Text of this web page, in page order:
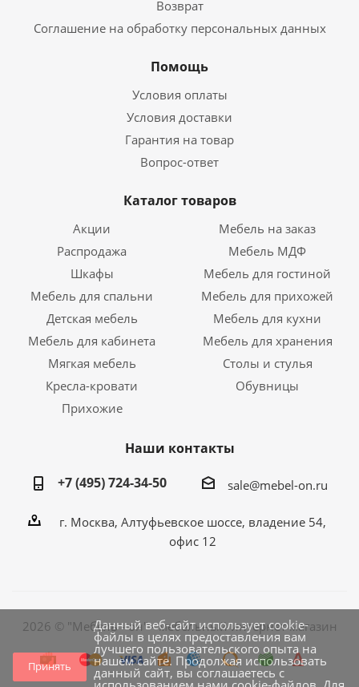
Возврат
Соглашение на обработку персональных данных
Помощь
Условия оплаты
Условия доставки
Гарантия на товар
Вопрос-ответ
Каталог товаров
Акции
Мебель на заказ
Распродажа
Мебель МДФ
Шкафы
Мебель для гостиной
Мебель для спальни
Мебель для прихожей
Детская мебель
Мебель для кухни
Мебель для кабинета
Мебель для хранения
Мягкая мебель
Столы и стулья
Кресла-кровати
Обувницы
Прихожие
Наши контакты
+7 (495) 724-34-50
sale@mebel-on.ru
г. Москва, Алтуфьевское шоссе, владение 54,
офис 12
2026 © "Мебель - он" - мебельный интернет магазин
Принять
Данный веб-сайт использует cookie-
файлы в целях предоставления вам
лучшего пользовательского опыта на
нашем сайте. Продолжая использовать
данный сайт, вы соглашаетесь с